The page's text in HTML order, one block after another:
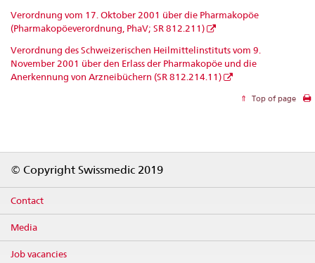
Verordnung vom 17. Oktober 2001 über die Pharmakopöe
(Pharmakopöeverordnung, PhaV; SR 812.211)
Verordnung des Schweizerischen Heilmittelinstituts vom 9.
November 2001 über den Erlass der Pharmakopöe und die
Anerkennung von Arzneibüchern (SR 812.214.11)
Top of page
© Copyright Swissmedic 2019
Contact
Media
Job vacancies